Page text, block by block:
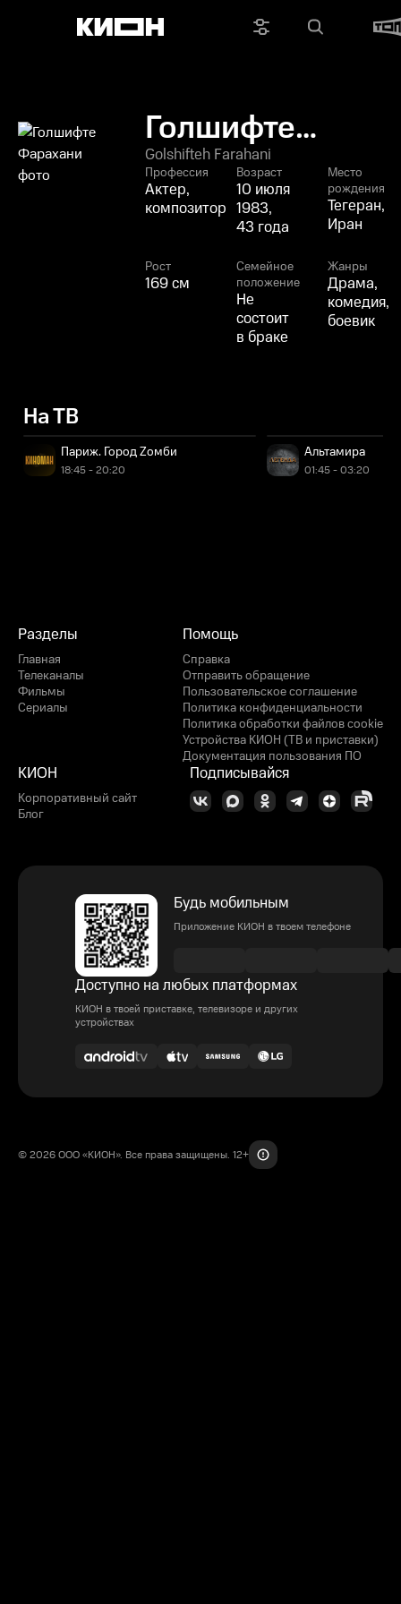
Голшифте
Фарахани
Golshifteh Farahani
Профессия
Актер,
композитор
Возраст
10 июля
1983,
43 года
Место
рождения
Тегеран,
Иран
Рост
169 см
Семейное
положение
Не
состоит
в браке
Жанры
Драма,
комедия,
боевик
На ТВ
Париж. Город Zомби
18:45 - 20:20
Альтамира
01:45 - 03:20
Разделы
Главная
Телеканалы
Фильмы
Сериалы
Помощь
Справка
Отправить обращение
Пользовательское соглашение
Политика конфиденциальности
Политика обработки файлов cookie
Устройства КИОН (ТВ и приставки)
Документация пользования ПО
КИОН
Корпоративный сайт
Блог
Подписывайся
Будь мобильным
Приложение КИОН в твоем телефоне
Доступно на любых платформах
КИОН в твоей приставке, телевизоре и других
устройствах
© 2026 ООО «КИОН». Все права защищены. 12+